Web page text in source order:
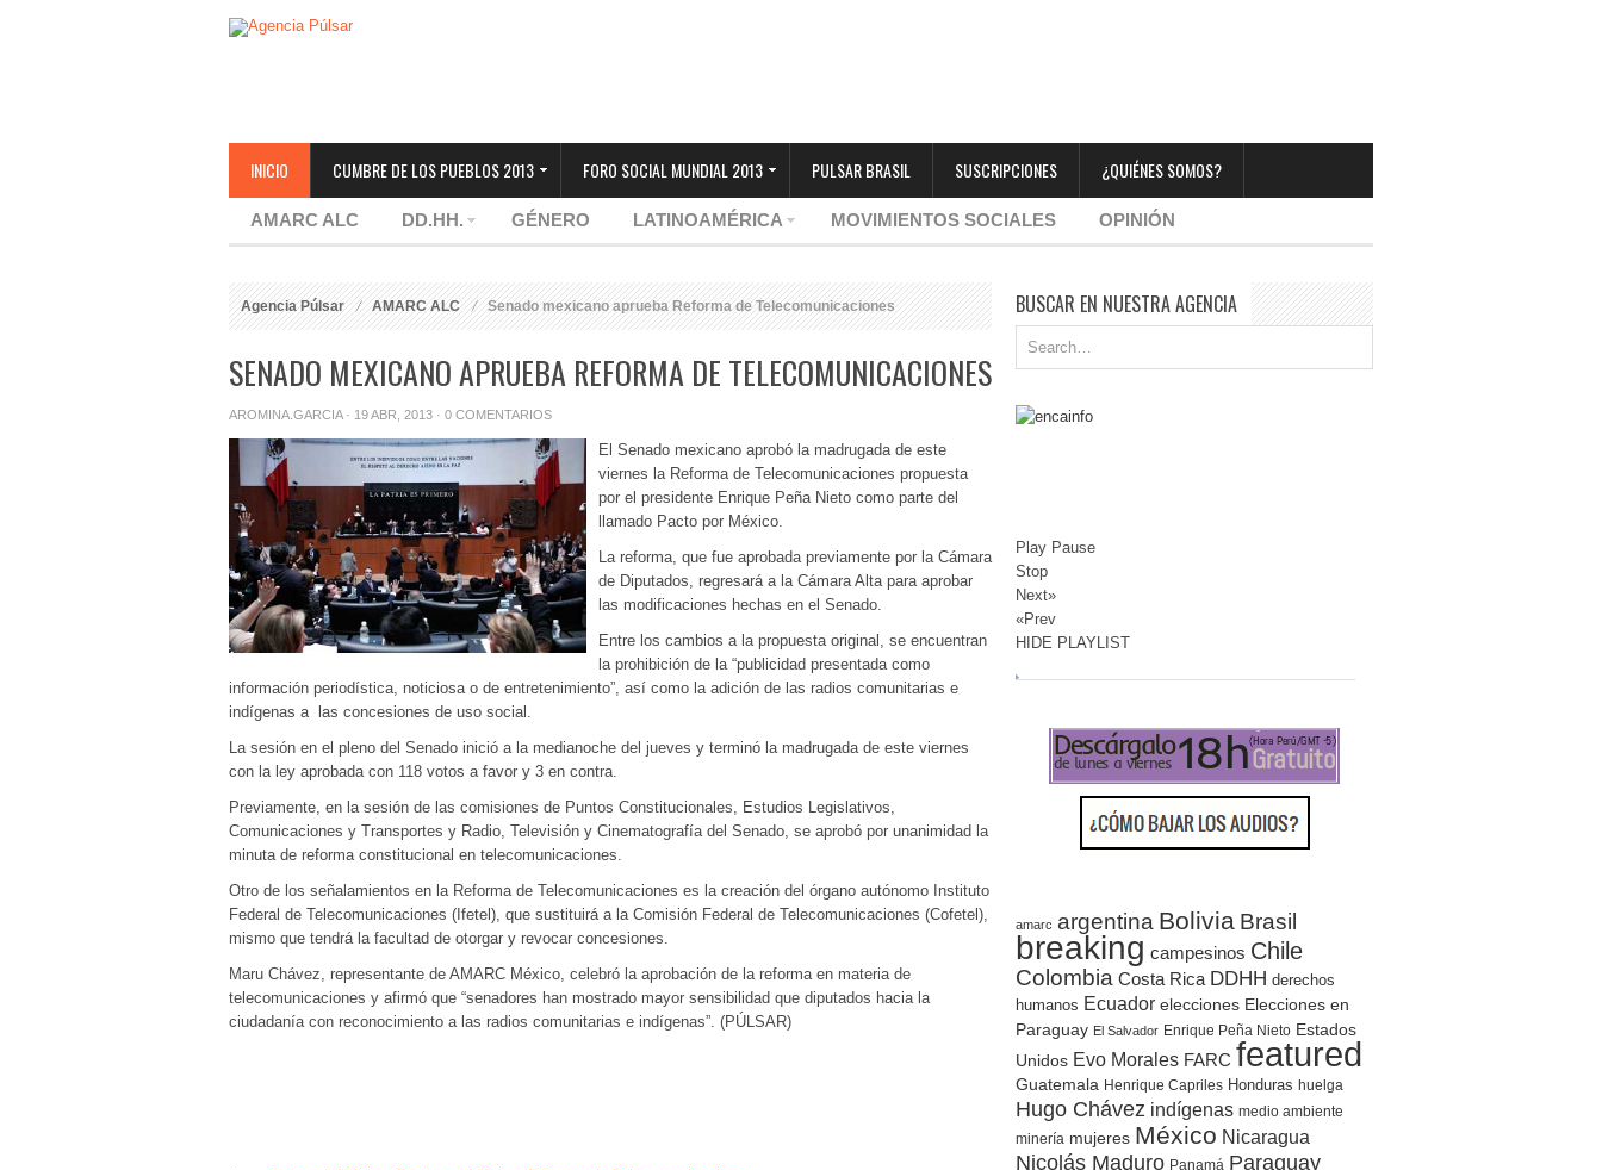
INICIO CUMBRE DE LOS PUEBLOS 2013 FORO SOCIAL MUNDIAL 2013 PULSAR BRASIL SUSCRIPCIONES ¿QUIÉNES SOMOS?
AMARC ALC DD.HH. GÉNERO LATINOAMÉRICA MOVIMIENTOS SOCIALES OPINIÓN
Agencia Púlsar AMARC ALC Senado mexicano aprueba Reforma de Telecomunicaciones
SENADO MEXICANO APRUEBA REFORMA DE TELECOMUNICACIONES
AROMINA.GARCIA· 19 ABR, 2013 · 0 COMENTARIOS
El Senado mexicano aprobó la madrugada de este
viernes la Reforma de Telecomunicaciones propuesta
por el presidente Enrique Peña Nieto como parte del
llamado Pacto por México.
La reforma, que fue aprobada previamente por la Cámara
de Diputados, regresará a la Cámara Alta para aprobar
las modificaciones hechas en el Senado.
Entre los cambios a la propuesta original, se encuentran
la prohibición de la “publicidad presentada como
información periodística, noticiosa o de entretenimiento”, así como la adición de las radios comunitarias e
indígenas a las concesiones de uso social.
La sesión en el pleno del Senado inició a la medianoche del jueves y terminó la madrugada de este viernes
con la ley aprobada con 118 votos a favor y 3 en contra.
Previamente, en la sesión de las comisiones de Puntos Constitucionales, Estudios Legislativos,
Comunicaciones y Transportes y Radio, Televisión y Cinematografía del Senado, se aprobó por unanimidad la
minuta de reforma constitucional en telecomunicaciones.
Otro de los señalamientos en la Reforma de Telecomunicaciones es la creación del órgano autónomo Instituto
Federal de Telecomunicaciones (Ifetel), que sustituirá a la Comisión Federal de Telecomunicaciones (Cofetel),
mismo que tendrá la facultad de otorgar y revocar concesiones.
Maru Chávez, representante de AMARC México, celebró la aprobación de la reforma en materia de
telecomunicaciones y afirmó que “senadores han mostrado mayor sensibilidad que diputados hacia la
ciudadanía con reconocimiento a las radios comunitarias e indígenas”. (PÚLSAR)
BUSCAR EN NUESTRA AGENCIA
Play Pause
Stop
Next»
«Prev
HIDE PLAYLIST
amarc argentina Bolivia Brasil
breaking campesinos Chile
Colombia Costa Rica DDHH derechos
humanos Ecuador elecciones Elecciones en
Paraguay El Salvador Enrique Peña Nieto Estados
Unidos Evo Morales FARC featured
Guatemala Henrique Capriles Honduras huelga
Hugo Chávez indígenas medio ambiente
minería mujeres México Nicaragua
Nicolás Maduro Panamá Paraguay